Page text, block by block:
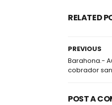
RELATED
PREVIOUS
Barahona.-
cobrador
POST A